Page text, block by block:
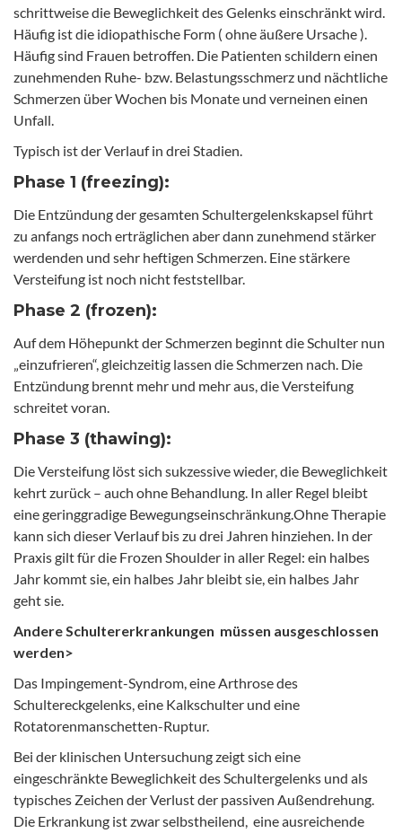
schrittweise die Beweglichkeit des Gelenks einschränkt wird.
Häufig ist die idiopathische Form ( ohne äußere Ursache ).
Häufig sind Frauen betroffen. Die Patienten schildern einen
zunehmenden Ruhe- bzw. Belastungsschmerz und nächtliche
Schmerzen über Wochen bis Monate und verneinen einen
Unfall.
Typisch ist der Verlauf in drei Stadien.
Phase 1 (freezing):
Die Entzündung der gesamten Schultergelenkskapsel führt
zu anfangs noch erträglichen aber dann zunehmend stärker
werdenden und sehr heftigen Schmerzen. Eine stärkere
Versteifung ist noch nicht feststellbar.
Phase 2 (frozen):
Auf dem Höhepunkt der Schmerzen beginnt die Schulter nun
„einzufrieren“, gleichzeitig lassen die Schmerzen nach. Die
Entzündung brennt mehr und mehr aus, die Versteifung
schreitet voran.
Phase 3 (thawing):
Die Versteifung löst sich sukzessive wieder, die Beweglichkeit
kehrt zurück – auch ohne Behandlung. In aller Regel bleibt
eine geringgradige Bewegungseinschränkung.Ohne Therapie
kann sich dieser Verlauf bis zu drei Jahren hinziehen. In der
Praxis gilt für die Frozen Shoulder in aller Regel: ein halbes
Jahr kommt sie, ein halbes Jahr bleibt sie, ein halbes Jahr
geht sie.
Andere Schultererkrankungen müssen ausgeschlossen
werden>
Das Impingement-Syndrom, eine Arthrose des
Schultereckgelenks, eine Kalkschulter und eine
Rotatorenmanschetten-Ruptur.
Bei der klinischen Untersuchung zeigt sich eine
eingeschränkte Beweglichkeit des Schultergelenks und als
typisches Zeichen der Verlust der passiven Außendrehung.
Die Erkrankung ist zwar selbstheilend, eine ausreichende